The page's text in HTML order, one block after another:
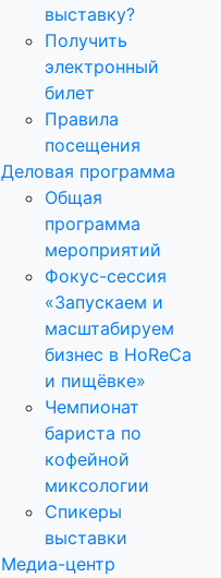
выставку?
Получить
электронный
билет
Правила
посещения
Деловая программа
Общая
программа
мероприятий
Фокус-сессия
«Запускаем и
масштабируем
бизнес в HoReCa
и пищёвке»
Чемпионат
бариста по
кофейной
миксологии
Спикеры
выставки
Медиа-центр